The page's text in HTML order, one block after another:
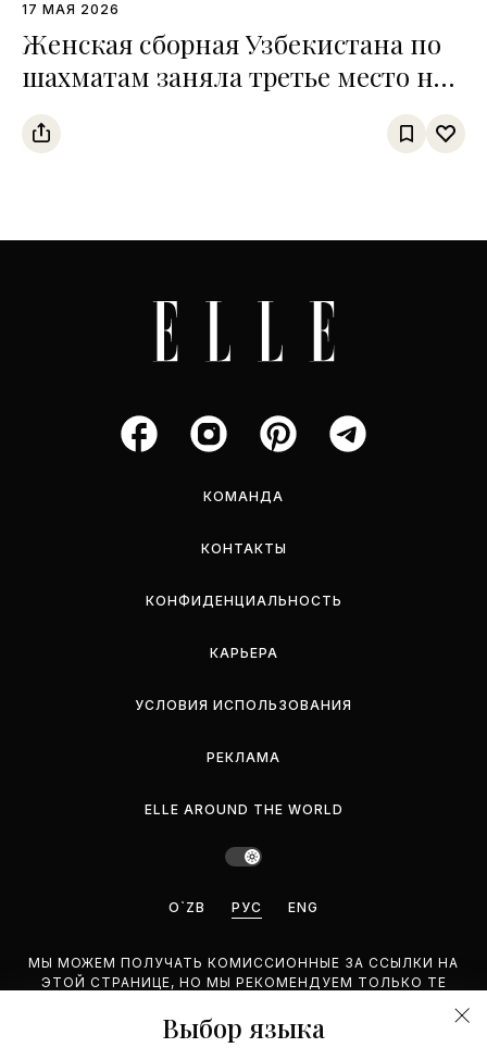
17 МАЯ 2026
Женская сборная Узбекистана по
шахматам заняла третье место на
чемпионате среди тюркских
государств
КОМАНДА
КОНТАКТЫ
КОНФИДЕНЦИАЛЬНОСТЬ
КАРЬЕРА
УСЛОВИЯ ИСПОЛЬЗОВАНИЯ
РЕКЛАМА
ELLE AROUND THE WORLD
O`ZB РУС ENG
МЫ МОЖЕМ ПОЛУЧАТЬ КОМИССИОННЫЕ ЗА ССЫЛКИ НА
ЭТОЙ СТРАНИЦЕ, НО МЫ РЕКОМЕНДУЕМ ТОЛЬКО ТЕ
©2026 GEMINA PUBLISHING LLC. BCE ПРАВА ЗАЩИЩЕНЫ.
Выбор языка